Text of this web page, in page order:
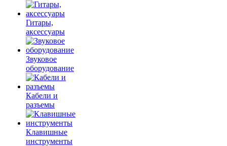
Гитары,
аксессуары
Звуковое
оборудование
Кабели и
разъемы
Клавишные
инструменты